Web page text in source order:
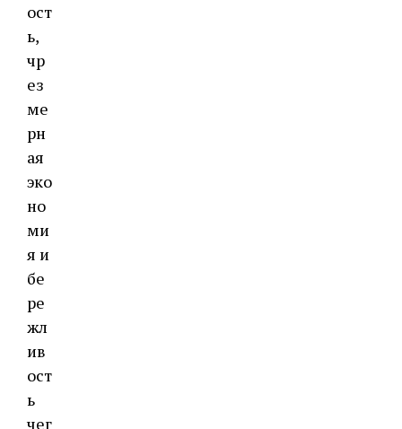
ост
ь,
чр
ез
ме
рн
ая
эко
но
ми
я и
бе
ре
жл
ив
ост
ь
чег